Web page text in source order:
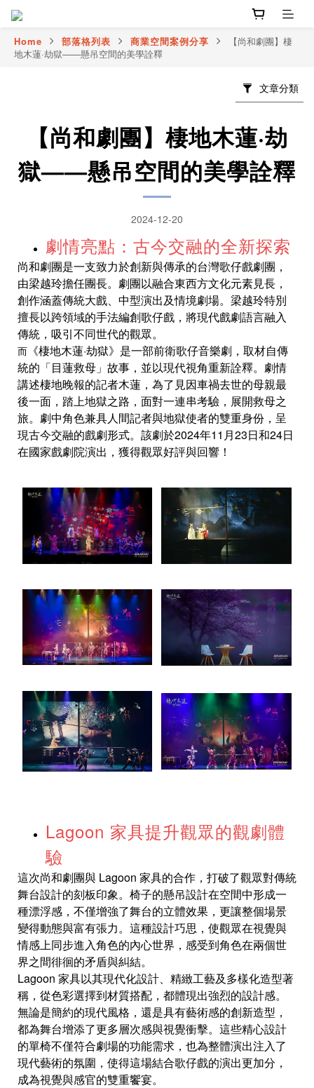
Home 部落格列表 商業空間案例分享
【尚和劇團】棲
地木蓮·劫獄——懸吊空間的美學詮釋
文章分類
【尚和劇團】棲地木蓮·劫
獄——懸吊空間的美學詮釋
2024-12-20
劇情亮點：古今交融的全新探索
尚和劇團是一支致力於創新與傳承的台灣歌仔戲劇團，
由梁越玲擔任團長。劇團以融合東西方文化元素見長，
創作涵蓋傳統大戲、中型演出及情境劇場。梁越玲特別
擅長以跨領域的手法編創歌仔戲，將現代戲劇語言融入
傳統，吸引不同世代的觀眾。
而 《棲地木蓮·劫獄》是一部前衛歌仔音樂劇，取材自傳
統的「目蓮救母」故事，並以現代視角重新詮釋。劇情
講述棲地晚報的記者木蓮，為了見因車禍去世的母親最
後一面，踏上地獄之路，面對一連串考驗，展開救母之
旅。劇中角色兼具人間記者與地獄使者的雙重身份，呈
現古今交融的戲劇形式。該劇於2024年11月23日和24日
在國家戲劇院演出，獲得觀眾好評與回響！
Lagoon 家具提升觀眾的觀劇體
驗
這次尚和劇團與 Lagoon 家具的合作，打破了觀眾對傳統
舞台設計的刻板印象。椅子的懸吊設計在空間中形成一
種漂浮感，不僅增強了舞台的立體效果，更讓整個場景
變得動態與富有張力。這種設計巧思，使觀眾在視覺與
情感上同步進入角色的內心世界，感受到角色在兩個世
界之間徘徊的矛盾與糾結。
Lagoon 家具以其現代化設計、精緻工藝及多樣化造型著
稱，從色彩選擇到材質搭配，都體現出強烈的設計感。
無論是簡約的現代風格，還是具有藝術感的創新造型，
都為舞台增添了更多層次感與視覺衝擊。這些精心設計
的單椅不僅符合劇場的功能需求，也為整體演出注入了
現代藝術的氛圍，使得這場結合歌仔戲的演出更加分，
成為視覺與感官的雙重饗宴。